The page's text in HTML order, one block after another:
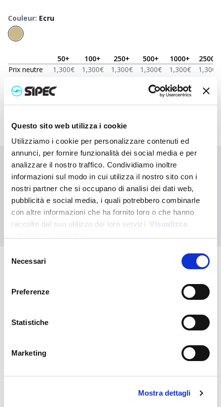
Questo sito web utilizza i cookie
Utilizziamo i cookie per personalizzare contenuti ed
annunci, per fornire funzionalità dei social media e per
analizzare il nostro traffico. Condividiamo inoltre
informazioni sul modo in cui utilizza il nostro sito con i
nostri partner che si occupano di analisi dei dati web,
pubblicità e social media, i quali potrebbero combinarle
con altre informazioni che ha fornito loro o che hanno
raccolto dal suo utilizzo dei loro servizi. Visualizza
delNecessari
Preferenze
Statistiche
Marketing
Mostra dettagli
Couleur: Ecru
50+ 100+ 250+ 500+ 1000+ 2500
Prix neutre
1,300€ 1,300€ 1,300€ 1,300€ 1,300€ 1,300
imprimé
2,280 2,140€ 2,098€
Vous n'avez pas trouvé ce que vous cherchiez ?
Contactez-nous pour obtenir de l'aide ou demandez votre
commande personnalisée
Nous contacter
Vous pourriez également être